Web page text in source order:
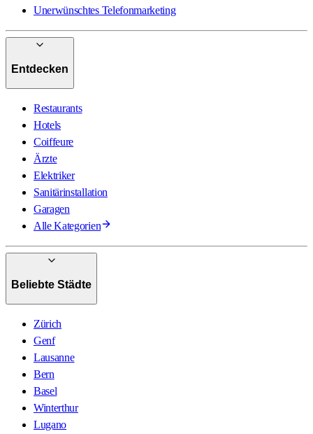
Unerwünschtes Telefonmarketing
Entdecken
Restaurants
Hotels
Coiffeure
Ärzte
Elektriker
Sanitärinstallation
Garagen
Alle Kategorien
Beliebte Städte
Zürich
Genf
Lausanne
Bern
Basel
Winterthur
Lugano